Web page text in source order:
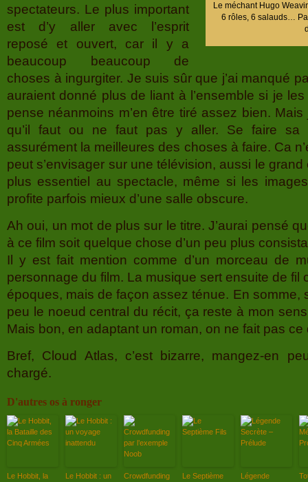
Le méchant Hugo
6 rôles, 6 salauds…
spectateurs. Le plus important
est d’y aller avec l’esprit
reposé et ouvert, car il y a
beaucoup beaucoup de
choses à ingurgiter. Je suis sûr que j’ai manqué
auraient donné plus de liant à l’ensemble si je
pense néanmoins m’en être tiré assez bien.
qu’il faut ou ne faut pas y aller. Se faire sa
assurément la meilleures des choses à faire. Ca
peut s’envisager sur une télévision, aussi le grand
plus essentiel au spectacle, même si les
profite parfois mieux d’une salle obscure.
Ah oui, un mot de plus sur le titre. J’aurai pensé
à ce film soit quelque chose d’un peu plus
Il y est fait mention comme d’un morceau de
personnage du film. La musique sert ensuite de fil
époques, mais de façon assez ténue. En somme,
peu le noeud central du récit, ça reste à mon
Mais bon, en adaptant un roman, on ne fait pas ce
Bref, Cloud Atlas, c’est bizarre, mangez-en
chargé.
D'autres os à ronger
Le Hobbit, la
Le Hobbit : un
Crowdfunding
Le Septième
Légende